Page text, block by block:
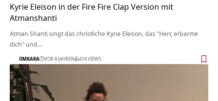
Kyrie Eleison in der Fire Fire Clap Version mit
Atmanshanti
Atman Shanti singt das christliche Kyrie Eleison, das "Herr, erbarme
dich" und…
OMKARA VOR 8 JAHREN 614 VIEWS